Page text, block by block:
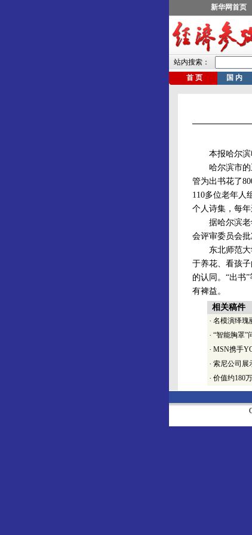
本报哈尔滨电
哈尔滨市的王
管为出书花了
110多位老年人
个人诗集，每
据哈尔滨老年
会评审委员会
东北师范大学
于养花、看孩
的认同。“出书
有裨益。
相关稿件
· 名模演绎瑰
· “智能胸罩”
· MSN携手
· 索尼公司展
· 价值约180